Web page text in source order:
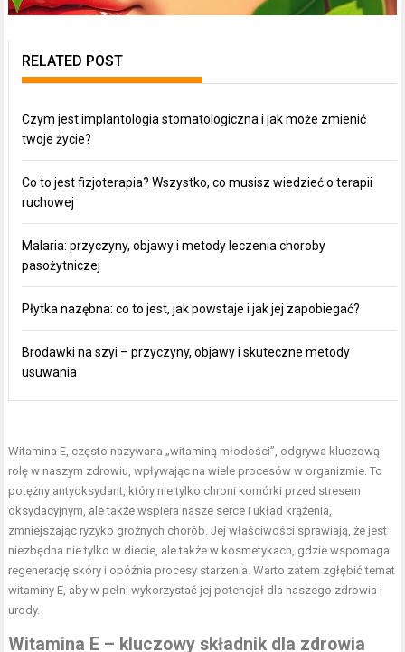
RELATED POST
Czym jest implantologia stomatologiczna i jak może zmienić
twoje życie?
Co to jest fizjoterapia? Wszystko, co musisz wiedzieć o terapii
ruchowej
Malaria: przyczyny, objawy i metody leczenia choroby
pasożytniczej
Płytka nazębna: co to jest, jak powstaje i jak jej zapobiegać?
Brodawki na szyi – przyczyny, objawy i skuteczne metody
usuwania
Witamina E , często nazywana „witaminą młodości”, odgrywa kluczową
rolę w naszym zdrowiu, wpływając na wiele procesów w organizmie. To
potężny antyoksydant, który nie tylko chroni komórki przed stresem
oksydacyjnym, ale także wspiera nasze serce i układ krążenia,
zmniejszając ryzyko groźnych chorób. Jej właściwości sprawiają, że jest
niezbędna nie tylko w diecie, ale także w kosmetykach, gdzie wspomaga
regenerację skóry i opóźnia procesy starzenia. Warto zatem zgłębić temat
witaminy E, aby w pełni wykorzystać jej potencjał dla naszego zdrowia i
urody.
Witamina E – kluczowy składnik dla zdrowia